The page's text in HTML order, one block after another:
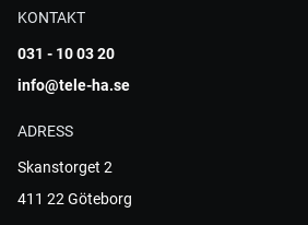
KONTAKT
031 - 10 03 20
info@tele-ha.se
ADRESS
Skanstorget 2
411 22 Göteborg